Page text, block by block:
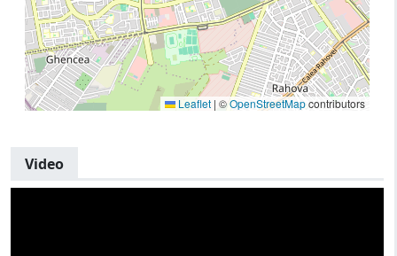
Leaflet | ©OpenStreetMapcontributors
Video